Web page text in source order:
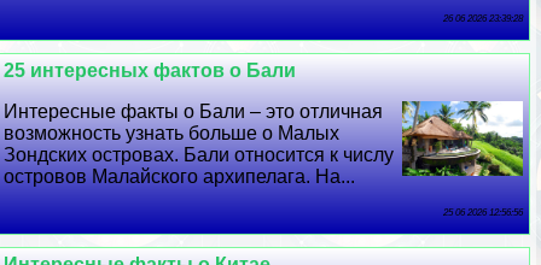
26 06 2026 23:39:28
25 интересных фактов о Бали
Интересные факты о Бали – это отличная
возможность узнать больше о Малых
Зондских островах. Бали относится к числу
островов Малайского архипелага. На...
25 06 2026 12:56:56